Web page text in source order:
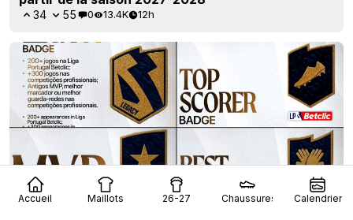
Accueil Maillots 26-27 Chaussures Calendrier
34 55 0 13.4K 12h